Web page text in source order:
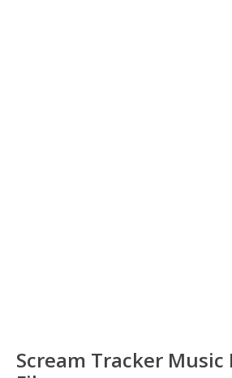
Scream Tracker